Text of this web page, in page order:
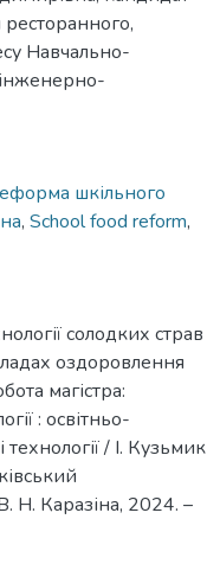
Навчально-
інженерно-
шкільного
, School food reform,
солодких страв
оздоровлення
магістра:
: освітньо-
/ І. Кузьмик
Н. Каразіна, 2024. –